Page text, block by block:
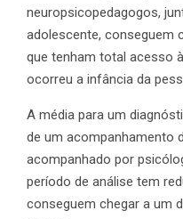
neuropsicopedagogos,
adolescente, conseguem
que tenham total acesso
ocorreu a infância da
A média para um
de um acompanhamento
acompanhado por
período de análise tem
conseguem chegar a um